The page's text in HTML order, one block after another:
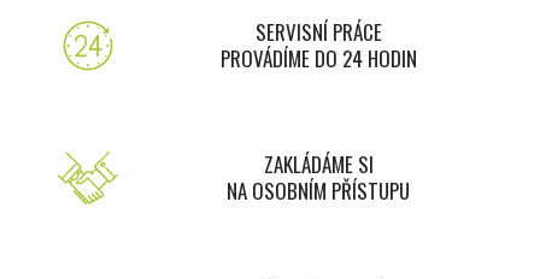
SERVISNÍ PRÁCE
PROVÁDÍME DO 24 HODIN
ZAKLÁDÁME SI
NA OSOBNÍM PŘÍSTUPU